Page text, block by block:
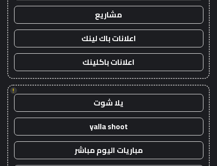
مشاريع
اعلانات باك لينك
اعلانات باكلينك
!
يلا شوت
yalla shoot
مباريات اليوم مباشر